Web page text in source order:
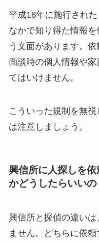
平成18年に施行された
なかで知り得た情報
う文面があります。依
面談時の個人情報や
てはいけません。
こういった規制を無
は注意しましょう。
興信所に人探しを
かどうしたらいいの
興信所と探偵の違い
ません。どちらに依